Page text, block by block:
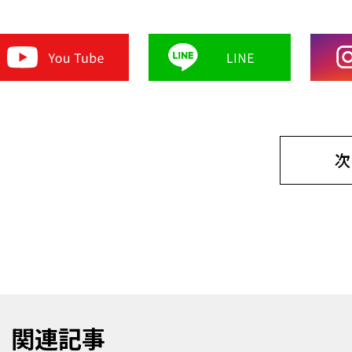
関連記事